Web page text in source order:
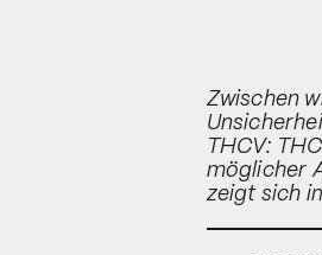
Zwischen
THCV:
möglicher
zeigt sich